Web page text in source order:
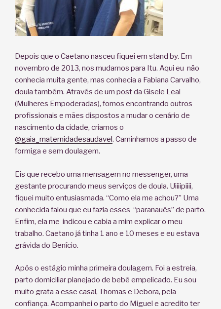
Depois que o Caetano nasceu fiquei em stand by. Em
novembro de 2013, nos mudamos para Itu. Aqui eu não
conhecia muita gente, mas conhecia a Fabiana Carvalho,
doula também. Através de um post da Gisele Leal
(Mulheres Empoderadas), fomos encontrando outros
profissionais e mães dispostos a mudar o cenário de
nascimento da cidade, criamos o
@gaia_maternidadesaudavel . Caminhamos a passo de
formiga e sem doulagem.
Eis que recebo uma mensagem no messenger, uma
gestante procurando meus serviços de doula. Uiiiipiiii,
fiquei muito entusiasmada. “Como ela me achou?” Uma
conhecida falou que eu fazia esses “paranauês” de parto.
Enfim, ela me indicou e cabia a mim explicar o meu
trabalho. Caetano já tinha 1 ano e 10 meses e eu estava
grávida do Benício.
Após o estágio minha primeira doulagem. Foi a estreia,
parto domiciliar planejado de bebê empelicado. Eu sou
muito grata a esse casal, Thomas e Debora, pela
confiança. Acompanhei o parto do Miguel e acredito ter